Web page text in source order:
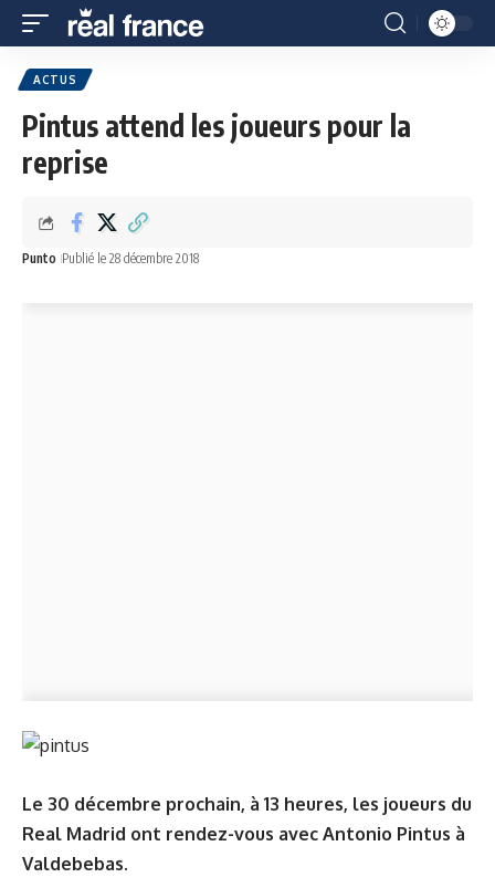
ACTUS
Pintus attend les joueurs pour la
reprise
Punto Publié le 28 décembre 2018
Le 30 décembre prochain, à 13 heures, les joueurs du
Real Madrid ont rendez-vous avec Antonio Pintus à
Valdebebas.